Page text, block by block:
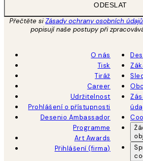
ODESLAT
Přečtěte siZásady ochrany osobních údajů
popisují naše postupy při
O nás
Tisk
Tiráž
Career
Udržitelnost
Prohlášení o přístupnosti
Desenio Ambassador
Programme
Art Awards
Přihlášení (firma)